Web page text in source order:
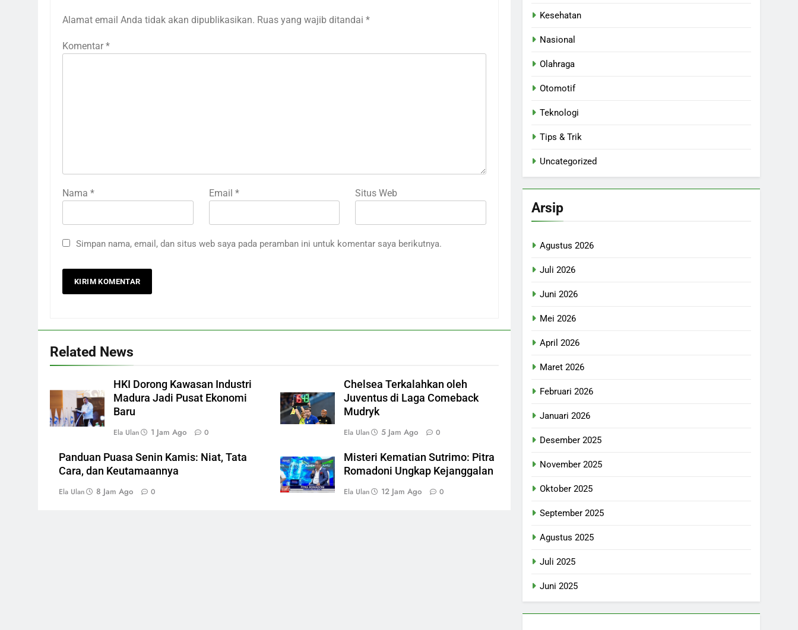
Alamat email Anda tidak akan dipublikasikan. Ruas yang wajib ditandai *
Komentar *
Nama * Email * Situs Web
Simpan nama, email, dan situs web saya pada peramban ini untuk komentar saya berikutnya.
Related News
HKI Dorong Kawasan Industri
Madura Jadi Pusat Ekonomi
Baru
Ela Ulan 1 Jam Ago 0
Chelsea Terkalahkan oleh
Juventus di Laga Comeback
Mudryk
Ela Ulan 5 Jam Ago 0
Panduan Puasa Senin Kamis: Niat, Tata
Cara, dan Keutamaannya
Ela Ulan 8 Jam Ago 0
Misteri Kematian Sutrimo: Pitra
Romadoni Ungkap Kejanggalan
Ela Ulan 12 Jam Ago 0
Kesehatan
Nasional
Olahraga
Otomotif
Teknologi
Tips & Trik
Uncategorized
Arsip
Agustus 2026
Juli 2026
Juni 2026
Mei 2026
April 2026
Maret 2026
Februari 2026
Januari 2026
Desember 2025
November 2025
Oktober 2025
September 2025
Agustus 2025
Juli 2025
Juni 2025